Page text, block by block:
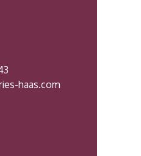
haas.com